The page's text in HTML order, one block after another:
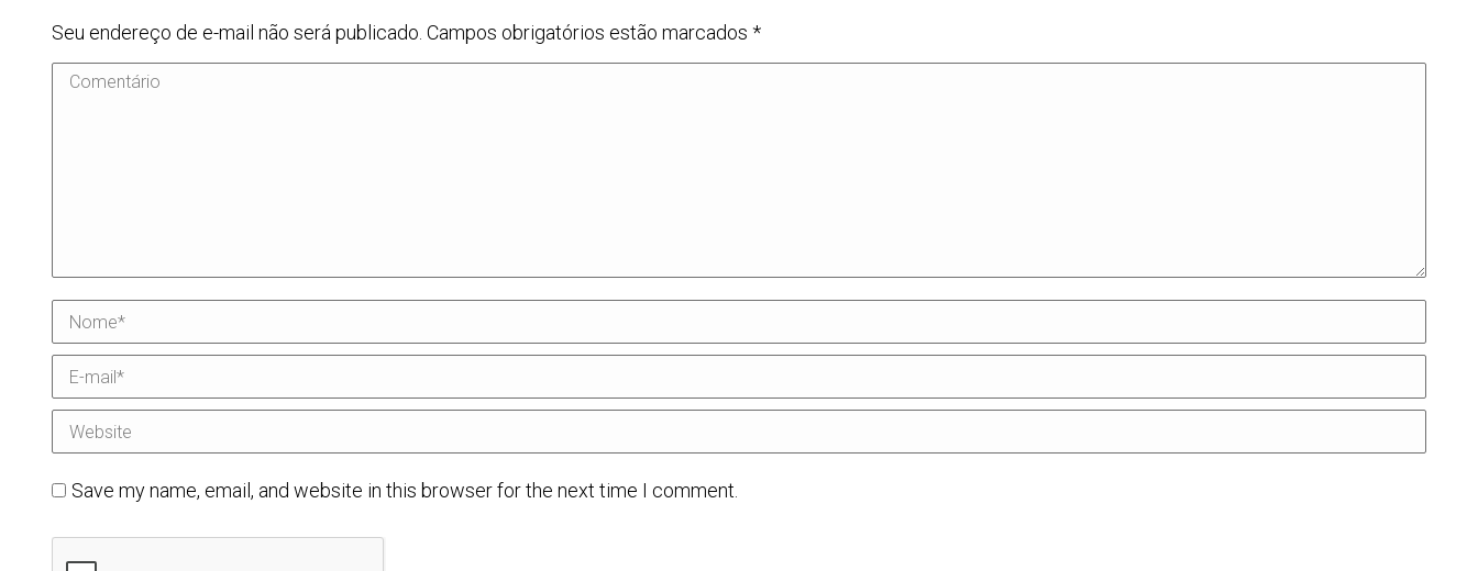
Seu endereço de e-mail não será publicado. Campos obrigatórios estão marcados *
Comentário
Nome *
E-mail *
Website
Save my name, email, and website in this browser for the next time I comment.